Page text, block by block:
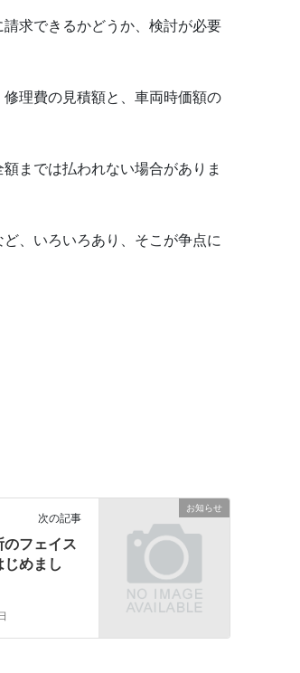
求できるかどうか、検討が必要
理費の見積額と、車両時価額の
までは払われない場合がありま
、いろいろあり、そこが争点に
お知らせ
次の記事
のフェイス
じめまし